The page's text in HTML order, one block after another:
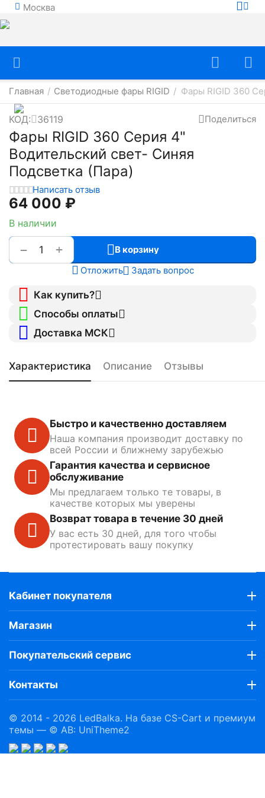
Москва
Главная / Светодиодные фары RIGID / Фары RIGID 360
КОД: 36119 Поделиться
Фары RIGID 360 Серия 4"
Водительский свет- Синяя
Подсветка (Пара)
Написать отзыв
64 000 ₽
В наличии
+
−
В корзину
Отложить
Задать вопрос
Как купить?
Способы оплаты
Доставка МСК
Характеристика Описание Отзывы
Быстро и качественно доставляем
Наша компания производит доставку по
всей России и ближнему зарубежью
Гарантия качества и сервисное
обслуживание
Мы предлагаем только те товары, в
качестве которых мы уверены
Возврат товара в течение 30 дней
У вас есть 30 дней, для того чтобы
протестировать вашу покупку
Кабинет покупателя
Магазин
Покупательский сервис
Контакты
© 2014 - 2026 LedBalka. На базе CS-Cart и премиум
темы — © AB: UniTheme2